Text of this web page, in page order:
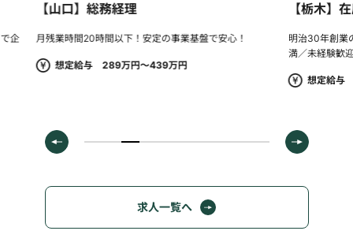
【山口】総務経理
月残業時間20時間以下！安定の事業基盤で安心！
想定給与 289万円～439万円
【栃木】在庫
明治30年創業の
満／未経験歓迎
想定給与 280
求人一覧へ